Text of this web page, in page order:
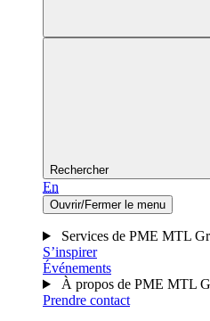
Rechercher
En
Ouvrir/Fermer le menu
Services de PME MTL
S’inspirer
Événements
À propos de PME MTL
Prendre contact